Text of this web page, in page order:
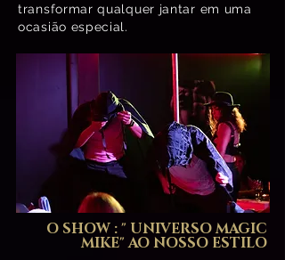
transformar qualquer jantar em uma
ocasião especial.
O SHOW : " UNIVERSO MAGIC
MIKE" AO NOSSO ESTILO